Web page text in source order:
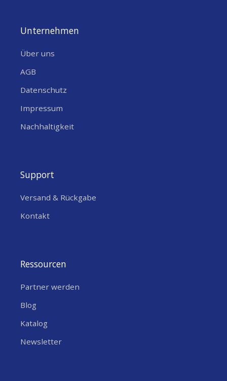
Unternehmen
Über uns
AGB
Datenschutz
Impressum
Nachhaltigkeit
Support
Versand & Rückgabe
Kontakt
Ressourcen
Partner werden
Blog
Katalog
Newsletter